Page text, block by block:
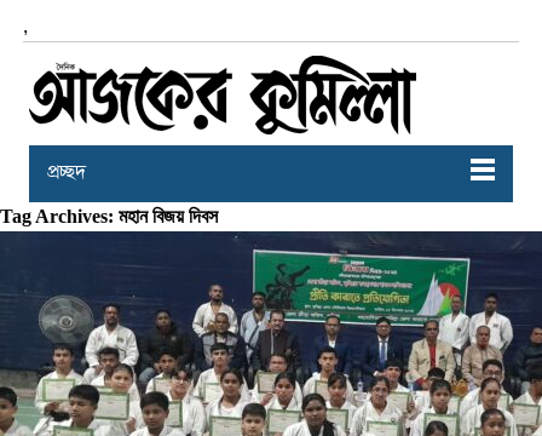
,
প্রচ্ছদ
Tag Archives: মহান বিজয় দিবস